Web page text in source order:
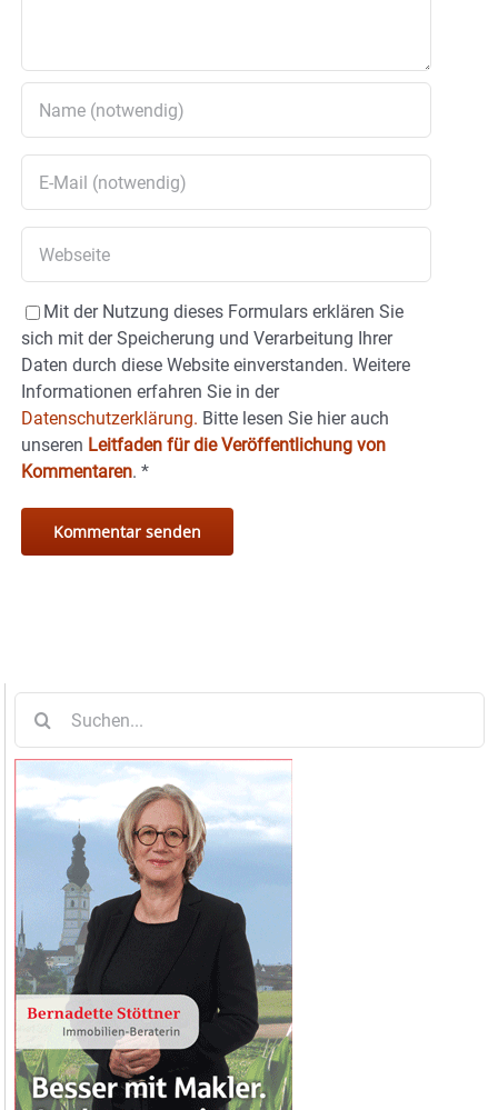
Mit der Nutzung dieses Formulars erklären Sie
sich mit der Speicherung und Verarbeitung Ihrer
Daten durch diese Website einverstanden. Weitere
Informationen erfahren Sie in der
Datenschutzerklärung. Bitte lesen Sie hier auch
unseren Leitfaden für die Veröffentlichung von
Kommentaren. *
nach: